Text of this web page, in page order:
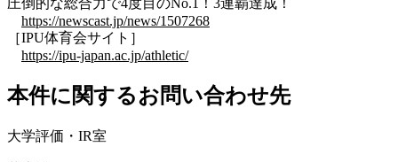
https://newscast.jp/news/1507268
［IPU体育会サイト］
https://ipu-japan.ac.jp/athletic/
本件に関するお問い合わせ先
大学評価・IR室